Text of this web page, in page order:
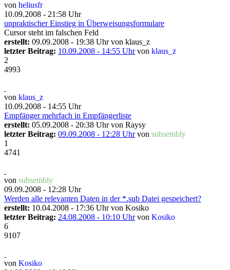
von heliusfr
10.09.2008 - 21:58 Uhr
unpraktischer Einstieg in Überweisungsformulare
Cursor steht im falschen Feld
erstellt: 09.09.2008 - 19:38 Uhr von klaus_z
letzter Beitrag: 10.09.2008 - 14:55 Uhrvon klaus_z
2
4993
von klaus_z
10.09.2008 - 14:55 Uhr
Empfänger mehrfach in Empfängerliste
erstellt: 05.09.2008 - 20:38 Uhr von Raysy
letzter Beitrag: 09.09.2008 - 12:28 Uhrvon subsembly
1
4741
von subsembly
09.09.2008 - 12:28 Uhr
Werden alle relevanten Daten in der *.sub Datei gespeichert?
erstellt: 10.04.2008 - 17:36 Uhr von Kosiko
letzter Beitrag: 24.08.2008 - 10:10 Uhrvon Kosiko
6
9107
von Kosiko